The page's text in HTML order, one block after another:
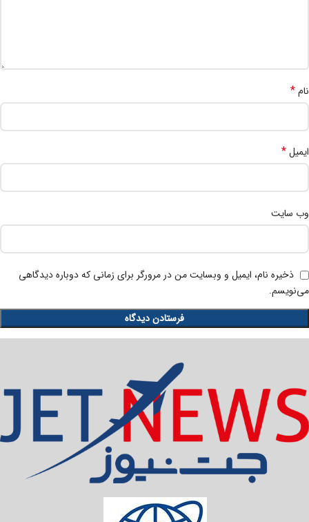
نام*
ایمیل*
وب‌ سایت
ذخیره نام، ایمیل و وبسایت من در مرورگر برای زمانی که دوباره دیدگاهی
می‌نویسم.